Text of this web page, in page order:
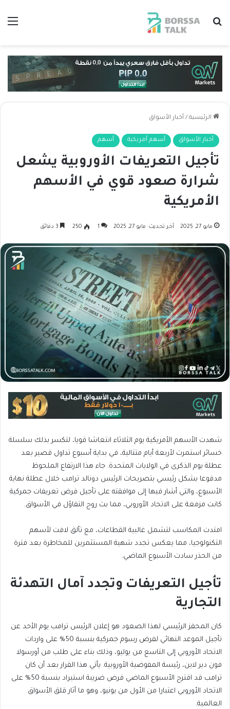
بحث عن
الرئيسية / أخبار الأسواق
أخبار الأسواق أسهم أمريكية أسهم
تأجيل التعريفات الأوروبية يشعل
شرارة صعود قوي في الأسهم
الأمريكية
مايو 27, 2025 آخر تحديث: مايو 27, 2025 1
250
شهدت الأسهم الأمريكية يوم الثلاثاء انتعاشا قويا، لتكسر بذلك سلسلة
خسائر استمرت لأربعة أيام متتالية، في بداية أسبوع تداول قصير بعد
عطلة يوم الذكرى في الولايات المتحدة. جاء هذا الارتفاع الملحوظ
مدفوعا بشكل رئيسي بتصريحات الرئيس دونالد ترامب خلال عطلة نهاية
الأسبوع، والتي أشار فيها إلى موافقته على تأجيل فرض تعريفات جمركية
كانت مزمعة على الاتحاد الأوروبي، مما بث روح التفاؤل في الأسواق.
امتدت المكاسب لتشمل غالبية القطاعات، مع تألق لافت لأسهم
التكنولوجيا، مما يعكس تجدد شهية المستثمرين للمخاطرة بعد فترة
من الحذر سادت الأسبوع الماضي.
تأجيل التعريفات وتجدد آمال التهدئة
التجارية
كان المحفز الرئيسي لهذا الصعود هو إعلان الرئيس ترامب يوم الأحد عن
تأجيل الموعد النهائي لفرض رسوم جمركية بنسبة 50% على واردات
الاتحاد الأوروبي إلى التاسع من يوليو، وذلك بناء على طلب من أورسولا
فون دير لاين، رئيسة المفوضية الأوروبية. يأتي هذا القرار بعد أن كان
ترامب قد اقترح الأسبوع الماضي فرض ضريبة استيراد بنسبة 50% على
الاتحاد الأوروبي اعتبارا من الأول من يونيو، وهو ما أثار قلق الأسواق
العالمية.